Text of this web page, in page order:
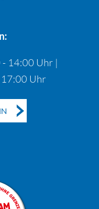
14:00 Uhr |
17:00 Uhr